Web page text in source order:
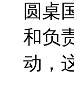
圆桌
和负
动，